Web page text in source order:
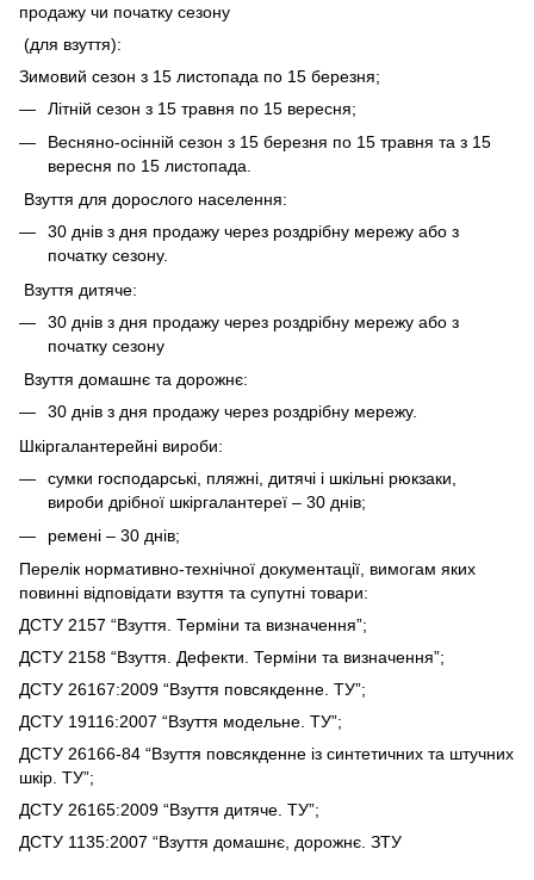
продажу чи початку сезону
(для взуття):
Зимовий сезон з 15 листопада по 15 березня;
Літній сезон з 15 травня по 15 вересня;
Весняно-осінній сезон з 15 березня по 15 травня та з 15
вересня по 15 листопада.
Взуття для дорослого населення:
30 днів з дня продажу через роздрібну мережу або з
початку сезону.
Взуття дитяче:
30 днів з дня продажу через роздрібну мережу або з
початку сезону
Взуття домашнє та дорожнє:
30 днів з дня продажу через роздрібну мережу.
Шкіргалантерейні вироби:
сумки господарські, пляжні, дитячі і шкільні рюкзаки,
вироби дрібної шкіргалантереї – 30 днів;
ремені – 30 днів;
Перелік нормативно-технічної документації, вимогам яких
повинні відповідати взуття та супутні товари:
ДСТУ 2157 “Взуття. Терміни та визначення”;
ДСТУ 2158 “Взуття. Дефекти. Терміни та визначення”;
ДСТУ 26167:2009 “Взуття повсякденне. ТУ”;
ДСТУ 19116:2007 “Взуття модельне. ТУ”;
ДСТУ 26166-84 “Взуття повсякденне із синтетичних та штучних
шкір. ТУ”;
ДСТУ 26165:2009 “Взуття дитяче. ТУ”;
ДСТУ 1135:2007 “Взуття домашнє, дорожнє. ЗТУ